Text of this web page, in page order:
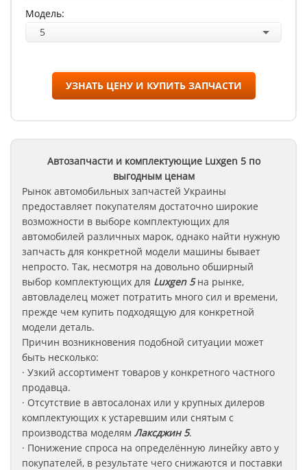
Модель:
5
УЗНАТЬ ЦЕНУ И КУПИТЬ ЗАПЧАСТИ
Автозапчасти и комплектующие Luxgen 5по
выгодным ценам
Рынок автомобильных запчастей Украины
предоставляет покупателям достаточно широкие
возможности в выборе комплектующих для
автомобилей различных марок, однако найти нужную
запчасть для конкретной модели машины бывает
непросто. Так, несмотря на довольно обширный
выбор комплектующих для Luxgen 5на рынке,
автовладелец может потратить много сил и времени,
прежде чем купить подходящую для конкретной
модели деталь.
Причин возникновения подобной ситуации может
быть несколько:
· Узкий ассортимент товаров у конкретного частного
продавца.
· Отсутствие в автосалонах или у крупных дилеров
комплектующих к устаревшим или снятым с
производства моделям Лаксджин5.
· Понижение спроса на определённую линейку авто у
покупателей, в результате чего снижаются и поставки